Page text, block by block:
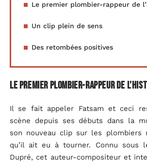
Le premier plombier-rappeur de
Un clip plein de sens
Des retombées positives
Le premier plombier-rappeur de
Il se fait appeler Fatsam et ceci
scène depuis ses débuts dans la
son nouveau clip sur les plombiers
qu’il ait eu à tourner. Connu sous
Dupré, cet auteur-compositeur et